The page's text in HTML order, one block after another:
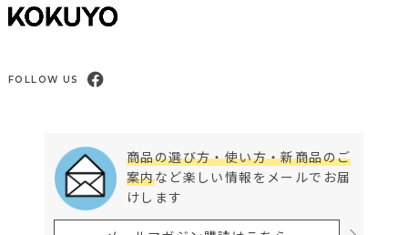
FOLLOW US
商品の選び方・使い方・新商品のご
案内など楽しい情報をメールでお届
けします